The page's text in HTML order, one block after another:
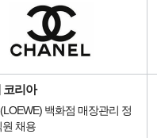
코리아
백화점 매장관리 정
원 채용